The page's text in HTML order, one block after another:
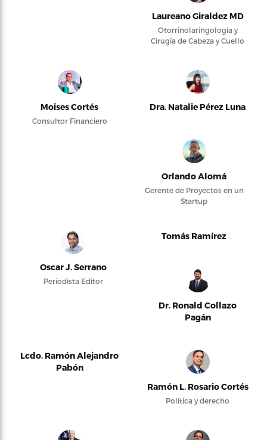
Laureano Giraldez MD
Otorrinolaringología y
Cirugía de Cabeza y Cuello
Moises Cortés
Consultor Financiero
Dra. Natalie Pérez Luna
Orlando Alomá
Gerente de Proyectos en un
Startup
Oscar J. Serrano
Periodista Editor
Tomás Ramírez
Dr. Ronald Collazo
Pagán
Lcdo. Ramón Alejandro
Pabón
Ramón L. Rosario Cortés
Política y derecho